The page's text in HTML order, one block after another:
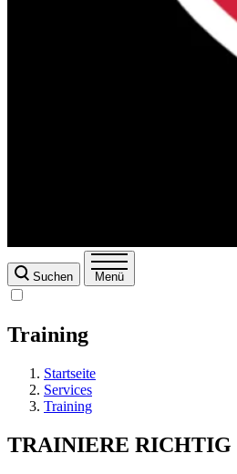
Suchen Menü
Training
Startseite
Services
Training
TRAINIERE RICHTIG